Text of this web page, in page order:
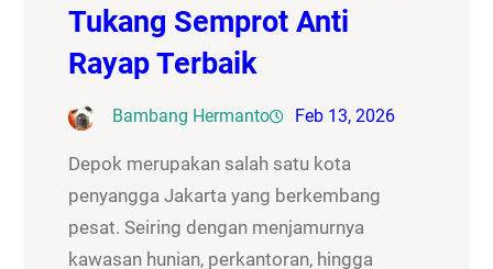
Tukang Semprot Anti
Rayap Terbaik
Bambang Hermanto Feb 13, 2026
Depok merupakan salah satu kota
penyangga Jakarta yang berkembang
pesat. Seiring dengan menjamurnya
kawasan hunian, perkantoran, hingga